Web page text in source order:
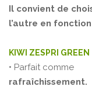
Il convient de
l’autre en
KIWI ZESPRI GREEN
• Parfait comme
rafraîchissement.